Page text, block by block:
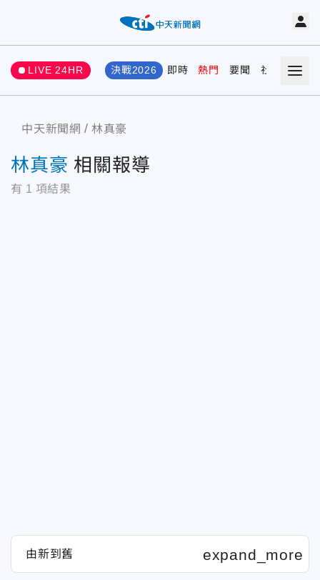
LIVE 24HR 決戰2026 即時 熱門 要聞 社會 娛樂
中天新聞網 林真豪
林真豪 相關報導
有 1 項結果